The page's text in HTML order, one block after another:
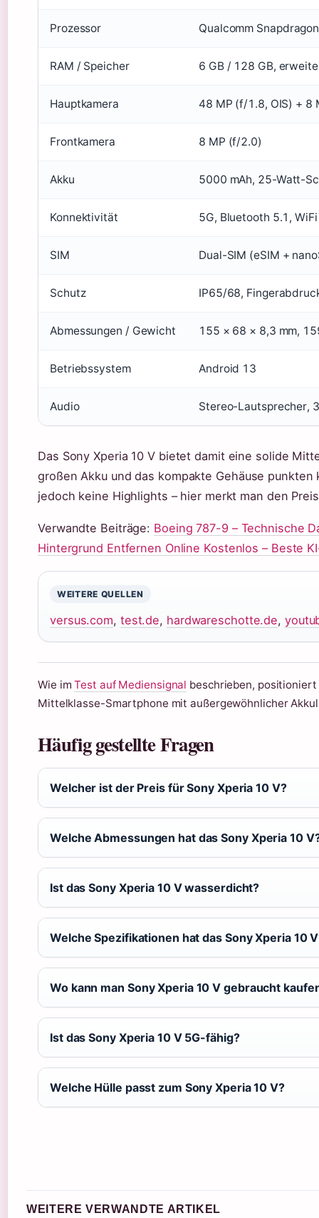
Prozessor Qualcomm
RAM / Speicher 6 GB / 128 GB,
Hauptkamera 48 MP (f/1.8, OIS) + 8
Frontkamera 8 MP (f/2.0)
Akku 5000 mAh, 25-Watt-
Konnektivität 5G, Bluetooth 5.1,
SIM Dual-SIM (eSIM +
Schutz IP65/68,
Abmessungen / Gewicht 155 × 68 × 8,3 mm,
Betriebssystem Android 13
Audio Stereo-Lautsprecher,
Das Sony Xperia 10 V bietet damit eine solide
großen Akku und das kompakte Gehäuse
jedoch keine Highlights – hier merkt man den
Verwandte Beiträge: Boeing 787-9 – Technische
Hintergrund Entfernen Online Kostenlos – Beste
WEITERE QUELLEN
versus.com, test.de, hardwareschotte.de,
Wie imTest auf Mediensignal beschrieben, positioniert
Mittelklasse-Smartphone mit außergewöhnlicher
Häufig gestellte Fragen
Welcher ist der Preis für Sony Xperia 10 V?
Welche Abmessungen hat das Sony Xperia 10
Ist das Sony Xperia 10 V wasserdicht?
Welche Spezifikationen hat das Sony Xperia 10
Wo kann man Sony Xperia 10 V gebraucht
Ist das Sony Xperia 10 V 5G-fähig?
Welche Hülle passt zum Sony Xperia 10 V?
WEITERE VERWANDTE ARTIKEL